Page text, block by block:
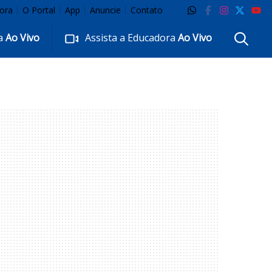
O Portal App Anuncie Contato
Ao Vivo Assista a EducadoraAo Vivo